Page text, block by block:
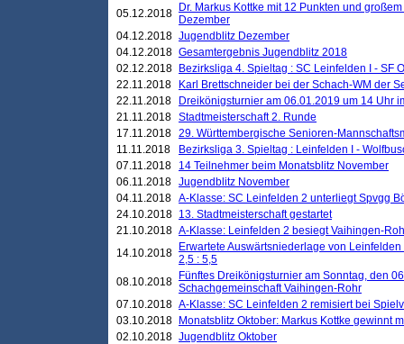
05.12.2018
Dr. Markus Kottke mit 12 Punkten und
Dezember
04.12.2018 Jugendblitz Dezember
04.12.2018 Gesamtergebnis Jugendblitz 2018
02.12.2018
Bezirksliga 4. Spieltag : SC Leinfelden I - SF
22.11.2018
Karl Brettschneider bei der Schach-WM der
22.11.2018
Dreikönigsturnier am 06.01.2019 um 14 Uhr
21.11.2018 Stadtmeisterschaft 2. Runde
17.11.2018 29. Württembergische Senioren-
11.11.2018
Bezirksliga 3. Spieltag : Leinfelden I -
07.11.2018
14 Teilnehmer beim Monatsblitz November
06.11.2018 Jugendblitz November
04.11.2018 A-Klasse: SC Leinfelden 2 unterliegt Spvgg
24.10.2018 13. Stadtmeisterschaft gestartet
21.10.2018 A-Klasse: Leinfelden 2 besiegt Vaihingen-
14.10.2018
Erwartete Auswärtsniederlage von
2,5 : 5,5
08.10.2018
Fünftes Dreikönigsturnier am Sonntag, den
Schachgemeinschaft Vaihingen-Rohr
07.10.2018 A-Klasse: SC Leinfelden 2 remisiert bei
03.10.2018
Monatsblitz Oktober: Markus Kottke gewinnt
02.10.2018 Jugendblitz Oktober